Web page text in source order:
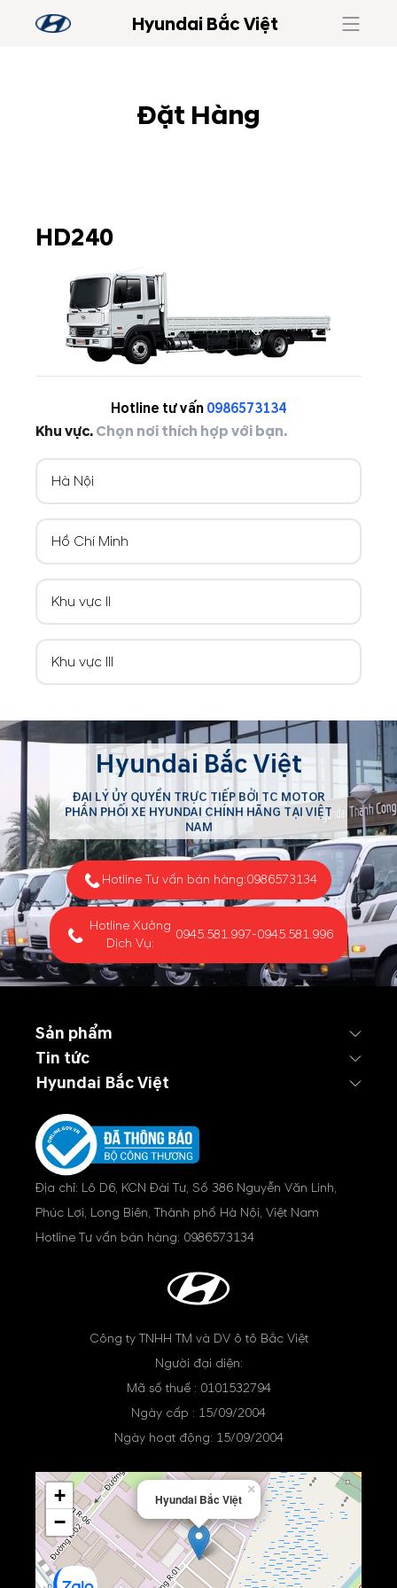
Hyundai Bắc Việt
Đặt Hàng
HD240
Hotline tư vấn 0986573134
Khu vực. Chọn nơi thích hợp với bạn.
Hà Nội
Hồ Chí Minh
Khu vực II
Khu vực III
Hyundai Bắc Việt
ĐẠI LÝ ỦY QUYỀN TRỰC TIẾP BỞI TC MOTOR
PHÂN PHỐI XE HYUNDAI CHÍNH HÃNG TẠI VIỆT
NAM
Hotline Tư vấn bán hàng:0986573134
Hotline Xưởng
Dịch Vụ:
0945.581.997-0945.581.996
Sản phẩm
Tin tức
Hyundai Bắc Việt
Địa chỉ: Lô D6, KCN Đài Tư, Số 386 Nguyễn Văn Linh,
Phúc Lợi, Long Biên, Thành phố Hà Nội, Việt Nam
Hotline Tư vấn bán hàng: 0986573134
Công ty TNHH TM và DV ô tô Bắc Việt
Người đại diện:
Mã số thuế : 0101532794
Ngày cấp : 15/09/2004
Ngày hoạt động: 15/09/2004
Hyundai Bắc Việt
×
+
−